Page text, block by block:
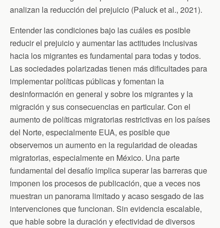
analizan la reducción del prejuicio (Paluck et al., 2021).
Entender las condiciones bajo las cuáles es posible
reducir el prejuicio y aumentar las actitudes inclusivas
hacia los migrantes es fundamental para todas y todo­­­­s.
Las sociedades polarizadas tienen más dificultades para
implementar políticas públicas y fomentan la
desinformación en general y sobre los migrantes y la
migración y sus consecuencias en particular. Con el
aumento de políticas migratorias restrictivas en los países
del Norte, especialmente EUA, es posible que
observemos un aumento en la regularidad de oleadas
migratorias, especialmente en México. Una parte
fundamental del desafío implica superar las barreras que
imponen los procesos de publicación, que a veces nos
muestran un panorama limitado y acaso sesgado de las
intervenciones que funcionan. Sin evidencia escalable,
que hable sobre la duración y efectividad de diversos